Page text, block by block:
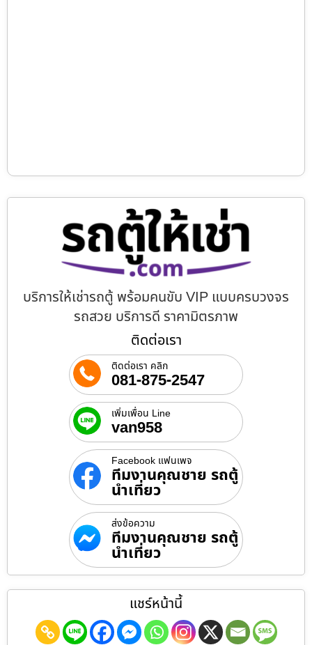
บริการให้เช่ารถตู้ พร้อมคนขับ VIP แบบครบวงจร
รถสวย บริการดี ราคามิตรภาพ
ติดต่อเรา
ติดต่อเรา คลิก
081-875-2547
เพิ่มเพื่อน Line
van958
Facebook แฟนเพจ
ทีมงานคุณชาย รถตู้
นำเที่ยว
ส่งข้อความ
ทีมงานคุณชาย รถตู้
นำเที่ยว
แชร์หน้านี้